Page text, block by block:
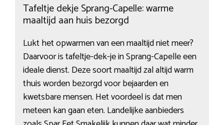
Tafeltje dekje Sprang-Capelle: warme
maaltijd aan huis bezorgd
Lukt het opwarmen van een maaltijd niet meer?
Daarvoor is tafeltje-dek-je in Sprang-Capelle een
ideale dienst. Deze soort maaltijd zal altijd warm
thuis worden bezorgd voor bejaarden en
kwetsbare mensen. Het voordeel is dat men
meteen kan gaan eten. Landelijke aanbieders